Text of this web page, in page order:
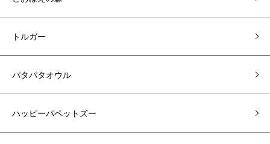
トルガー
パタパタオウル
ハッピーパペットズー